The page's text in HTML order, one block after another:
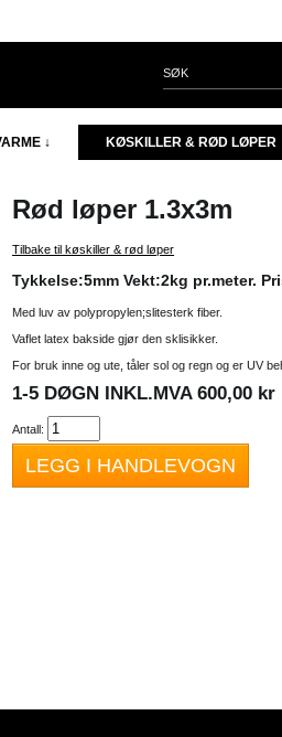
↓ KØSKILLER & RØD LØPER
Rød løper 1.3x3m
Tilbake til køskiller & rød løper
Tykkelse:5mm Vekt:2kg pr.meter.
Med luv av polypropylen;slitesterk fiber.
Vaflet latex bakside gjør den sklisikker.
For bruk inne og ute, tåler sol og regn og er UV
1-5 DØGN INKL.MVA 600,00 kr
Antall:
LEGG I HANDLEVOGN